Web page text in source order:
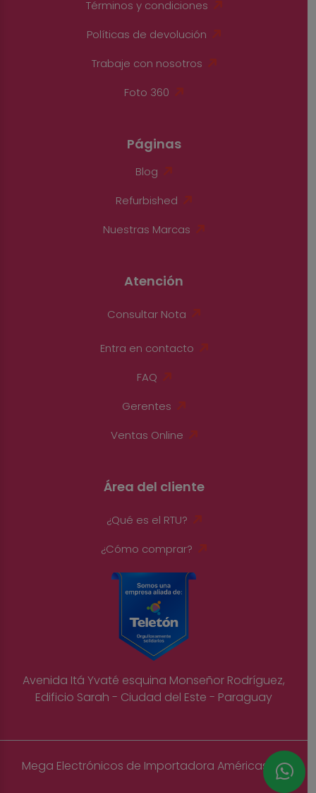
Términos y condiciones
Políticas de devolución
Trabaje con nosotros
Foto 360
Páginas
Blog
Refurbished
Nuestras Marcas
Atención
Consultar Nota
Entra en contacto
FAQ
Gerentes
Ventas Online
Área del cliente
¿Qué es el RTU?
¿Cómo comprar?
Avenida Itá Yvaté esquina Monseñor Rodríguez,
Edificio Sarah - Ciudad del Este - Paraguay
Mega Electrónicos de Importadora Américas S.A